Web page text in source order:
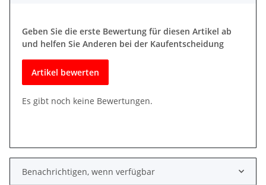
Geben Sie die erste Bewertung für diesen Artikel ab
und helfen Sie Anderen bei der Kaufentscheidung
Artikel bewerten
Es gibt noch keine Bewertungen.
Benachrichtigen, wenn verfügbar